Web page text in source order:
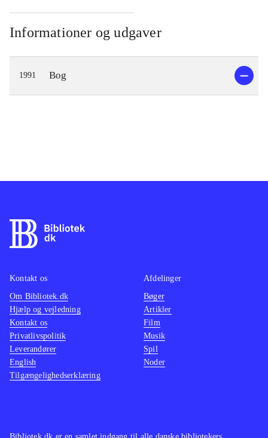
Informationer og udgaver
1991 Bog
Kontakt os
Om Bibliotek.dk
Hjælp og vejledning
Kontakt os
Privatlivspolitik
Leverandører
English
Tilgængelighedserklæring
Afdelinger
Bøger
Artikler
Film
Musik
Spil
Noder